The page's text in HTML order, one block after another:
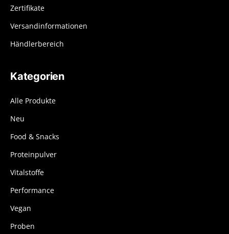
Zertifikate
Versandinformationen
Händlerbereich
Kategorien
Alle Produkte
Neu
Food & Snacks
Proteinpulver
Vitalstoffe
Performance
Vegan
Proben